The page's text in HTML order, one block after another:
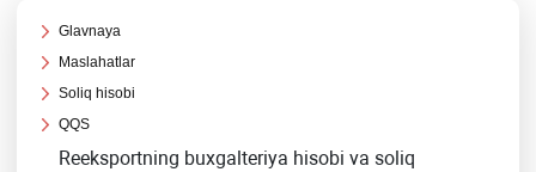
Glavnaya
Maslahatlar
Soliq hisobi
QQS
Reeksportning buхgalteriya hisobi va soliq